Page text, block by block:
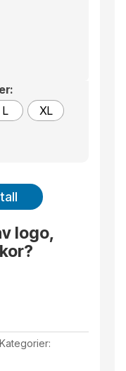
L
XL
logo,
Kategorier: